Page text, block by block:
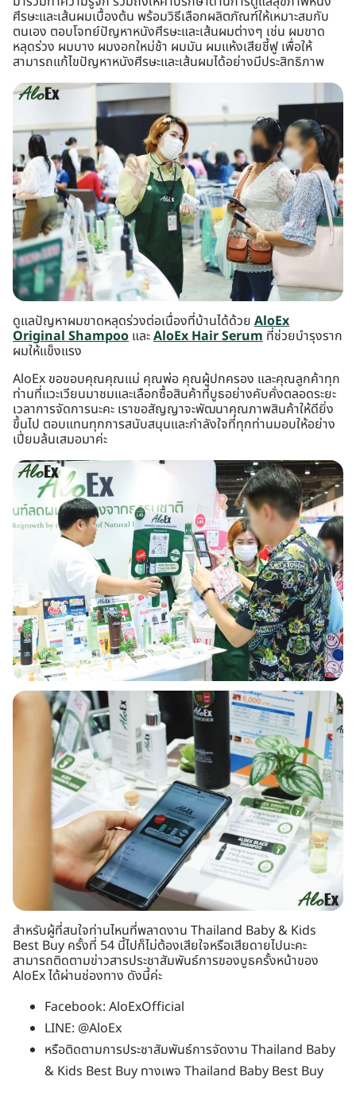
ศีรษะและเส้นผมเบื้องต้น พร้อมวิธีเลือกผลิตภัณฑ์ให้เหมาะสมกับ
ตนเอง ตอบโจทย์ปัญหาหนังศีรษะและเส้นผมต่างๆ เช่น ผมขาด
หลุดร่วง ผมบาง ผมงอกใหม่ช้า ผมมัน ผมแห้งเสียชี้ฟู เพื่อให้
สามารถแก้ไขปัญหาหนังศีรษะและเส้นผมได้อย่างมีประสิทธิภาพ
ดูแลปัญหาผมขาดหลุดร่วงต่อเนื่องที่บ้านได้ด้วย AloEx
Original Shampoo และAloEx Hair Serum ที่ช่วยบำรุงราก
ผมให้แข็งแรง
AloEx ขอขอบคุณคุณแม่ คุณพ่อ คุณผู้ปกครอง และคุณลูกค้าทุก
ท่านที่แวะเวียนมาชมและเลือกซื้อสินค้าที่บูธอย่างคับคั่งตลอดระยะ
เวลาการจัดการนะคะ เราขอสัญญาจะพัฒนาคุณภาพสินค้าให้ดียิ่ง
ขึ้นไป ตอบแทนทุกการสนับสนุนและกำลังใจที่ทุกท่านมอบให้อย่าง
เปี่ยมล้นเสมอมาค่ะ
สำหรับผู้ที่สนใจท่านไหนที่พลาดงาน Thailand Baby & Kids
Best Buy ครั้งที่ 54 นี้ไปก็ไม่ต้องเสียใจหรือเสียดายไปนะคะ
สามารถติดตามข่าวสารประชาสัมพันธ์การของบูธครั้งหน้าของ
AloEx ได้ผ่านช่องทาง ดังนี้ค่ะ
Facebook: AloExOfficial
LINE: @AloEx
หรือติดตามการประชาสัมพันธ์การจัดงาน Thailand Baby
& Kids Best Buy ทางเพจ Thailand Baby Best Buy